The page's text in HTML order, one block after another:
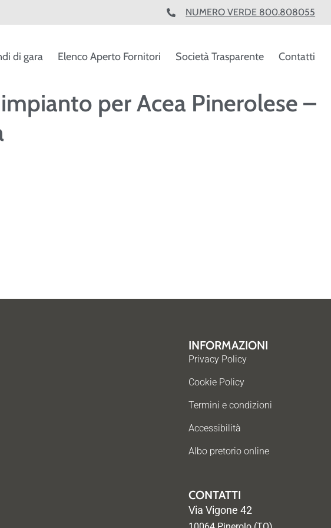
NUMERO VERDE 800.808055
di gara Elenco Aperto Fornitori Società Trasparente Contatti
per Acea Pinerolese –
INFORMAZIONI
Privacy Policy
Cookie Policy
Termini e condizioni
Accessibilità
Albo pretorio online
CONTATTI
Via Vigone 42